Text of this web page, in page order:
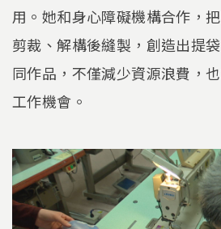
用。她和身心障礙機構合作，
剪裁、解構後縫製，創造出提
同作品，不僅減少資源浪費，
工作機會。